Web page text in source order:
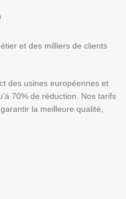
et des milliers de clients
des usines européennes et
70% de réduction. Nos tarifs
la meilleure qualité,